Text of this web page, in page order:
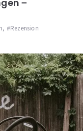
–
, Rezension